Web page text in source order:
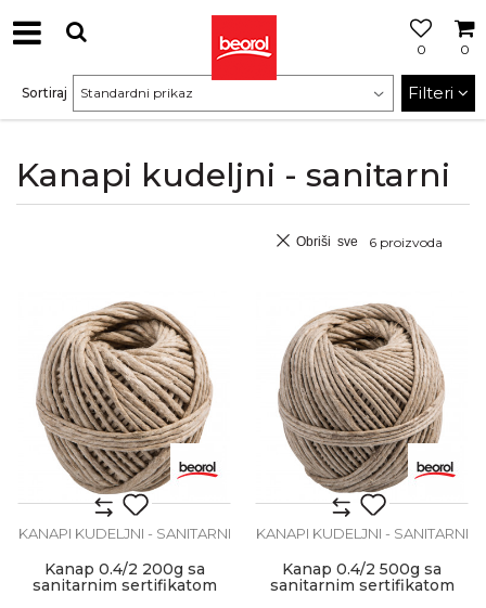
0
0
Kanapi kudeljni - sanitarni
Sortiraj Filteri
6 proizvoda
Obriši sve
KANAPI KUDELJNI - SANITARNI
Kanap 0.4/2 200g sa
sanitarnim sertifikatom
KANAPI KUDELJNI - SANITARNI
Kanap 0.4/2 500g sa
sanitarnim sertifikatom